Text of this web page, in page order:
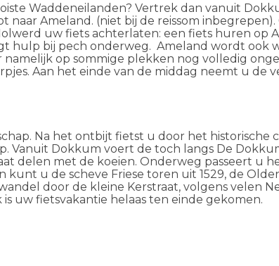
Waddeneilanden? Vertrek dan vanuit
Ameland. (niet bij de reissom
uw fiets achterlaten: een fiets huren op
hulp bij pech onderweg. Ameland wordt ook
op sommige plekken nog volledig
Aan het einde van de middag neemt u de
Na het ontbijt fietst u door het historische
Vanuit Dokkum voert de toch langs De
delen met de koeien. Onderweg passeert u
kunt u de scheve Friese toren uit 1529, de
door de kleine Kerstraat, volgens velen
is uw fietsvakantie helaas ten einde gekomen.